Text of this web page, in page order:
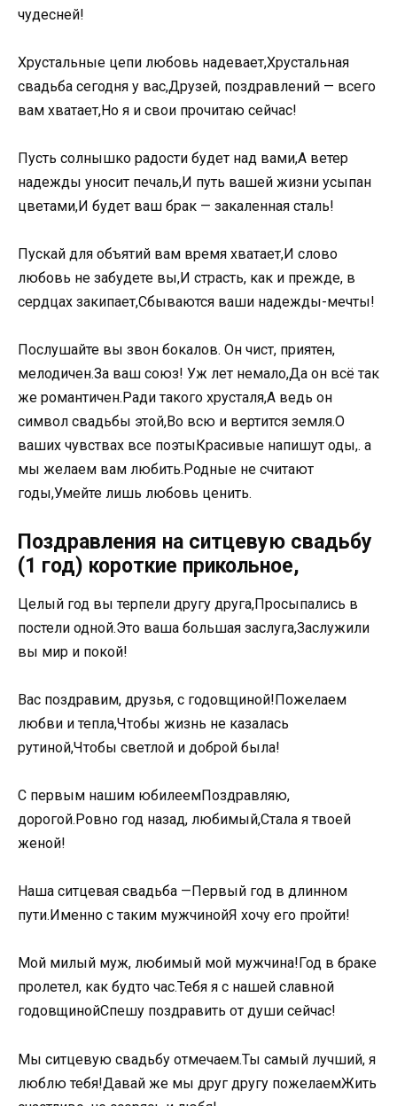
чудесней!
Хрустальные цепи любовь надевает,Хрустальная
свадьба сегодня у вас,Друзей, поздравлений — всего
вам хватает,Но я и свои прочитаю сейчас!
Пусть солнышко радости будет над вами,А ветер
надежды уносит печаль,И путь вашей жизни усыпан
цветами,И будет ваш брак — закаленная сталь!
Пускай для объятий вам время хватает,И слово
любовь не забудете вы,И страсть, как и прежде, в
сердцах закипает,Сбываются ваши надежды-мечты!
Послушайте вы звон бокалов. Он чист, приятен,
мелодичен.За ваш союз! Уж лет немало,Да он всё так
же романтичен.Ради такого хрусталя,А ведь он
символ свадьбы этой,Во всю и вертится земля.О
ваших чувствах все поэтыКрасивые напишут оды,. а
мы желаем вам любить.Родные не считают
годы,Умейте лишь любовь ценить.
Поздравления на ситцевую свадьбу
(1 год) короткие прикольное,
Целый год вы терпели другу друга,Просыпались в
постели одной.Это ваша большая заслуга,Заслужили
вы мир и покой!
Вас поздравим, друзья, с годовщиной!Пожелаем
любви и тепла,Чтобы жизнь не казалась
рутиной,Чтобы светлой и доброй была!
С первым нашим юбилеемПоздравляю,
дорогой.Ровно год назад, любимый,Стала я твоей
женой!
Наша ситцевая свадьба —Первый год в длинном
пути.Именно с таким мужчинойЯ хочу его пройти!
Мой милый муж, любимый мой мужчина!Год в браке
пролетел, как будто час.Тебя я с нашей славной
годовщинойСпешу поздравить от души сейчас!
Мы ситцевую свадьбу отмечаем.Ты самый лучший, я
люблю тебя!Давай же мы друг другу пожелаемЖить